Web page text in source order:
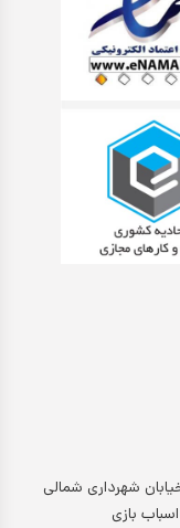
پشتی
خانگی
شهرداری شمالی
بازی